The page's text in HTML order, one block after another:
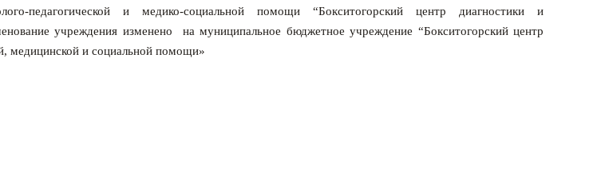
педагогической и медико-социальной помощи “Бокситогорский центр диагностики и
учреждения изменено на муниципальное бюджетное учреждение “Бокситогорский центр
медицинской и социальной помощи»